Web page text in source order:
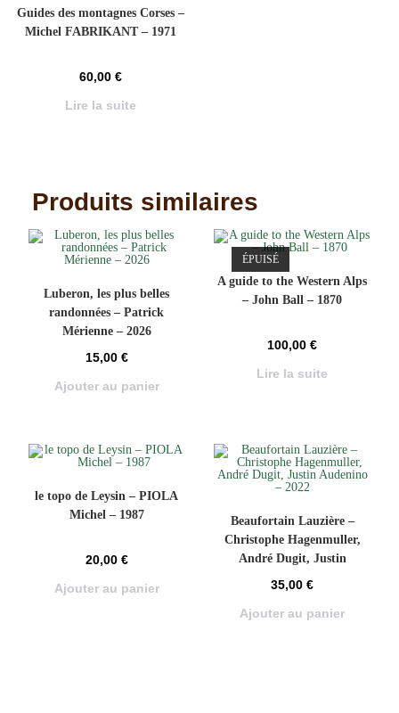
Guides des montagnes Corses –
Michel FABRIKANT – 1971
60,00€
Lire la suite
Produits similaires
Luberon, les plus belles
randonnées – Patrick
Mérienne – 2026
15,00 €
Ajouter au panier
ÉPUISÉ
A guide to the Western Alps
– John Ball – 1870
100,00€
Lire la suite
le topo de Leysin – PIOLA
Michel – 1987
20,00 €
Ajouter au panier
Beaufortain Lauzière –
Christophe Hagenmuller,
André Dugit, Justin
35,00€
Ajouter au panier